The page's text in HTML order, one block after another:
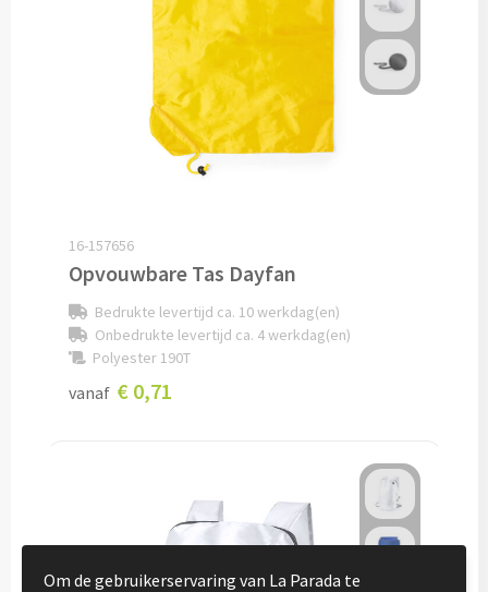
Custom made bagageriemen & bagagelabels
Custom made auto zonneschermen
Custom made zadelhoesjes
Geld & Bankpasjes
Portemonnees's bedrukken
Reisetui's & Reisportefeuilles bedrukken
Zonnebrillen bedrukken
Strandballen bedrukken
16-157656
Opvouwbare Tas Dayfan
Bedrukte levertijd ca. 10 werkdag(en)
Onbedrukte levertijd ca. 4 werkdag(en)
Polyester 190T
vanaf € 0,71
Om de gebruikerservaring van La Parada te